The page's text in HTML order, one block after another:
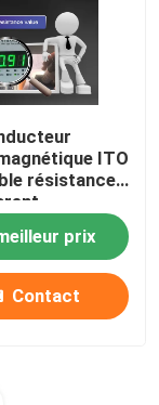
ITO
résistance
prix
Contact